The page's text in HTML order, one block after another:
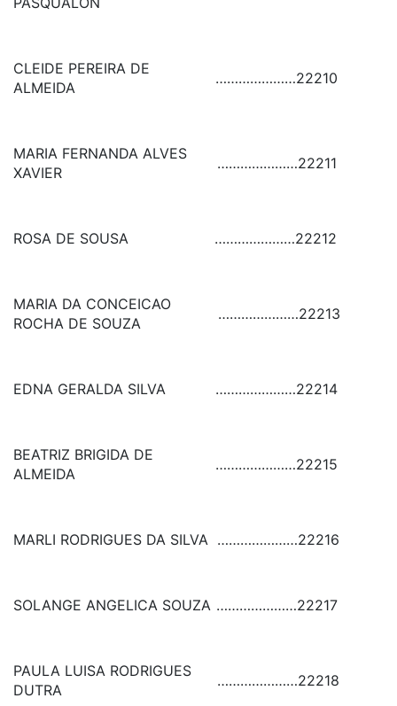
CLEIDE PEREIRA DE
ALMEIDA
…………………22210
MARIA FERNANDA ALVES
XAVIER
…………………22211
ROSA DE SOUSA …………………22212
MARIA DA CONCEICAO
ROCHA DE SOUZA
…………………22213
EDNA GERALDA SILVA …………………22214
BEATRIZ BRIGIDA DE
ALMEIDA
…………………22215
MARLI RODRIGUES DA SILVA …………………22216
SOLANGE ANGELICA SOUZA …………………22217
PAULA LUISA RODRIGUES
DUTRA
…………………22218